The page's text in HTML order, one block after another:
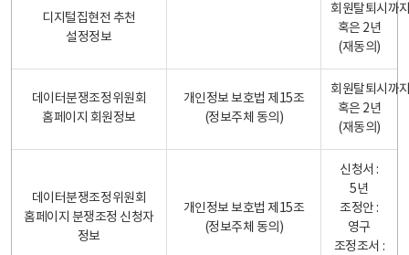
디지털집현전 추천
설정정보
회원탈퇴시까
혹은 2년
(재동의)
데이터분쟁조정위원회
홈페이지 회원정보
개인정보 보호법 제15조
(정보주체 동의)
회원탈퇴시까
혹은 2년
(재동의)
데이터분쟁조정위원회
홈페이지 분쟁조정 신청자
정보
개인정보 보호법 제15조
(정보주체 동의)
신청서 :
5년
조정안 :
영구
조정조서 :